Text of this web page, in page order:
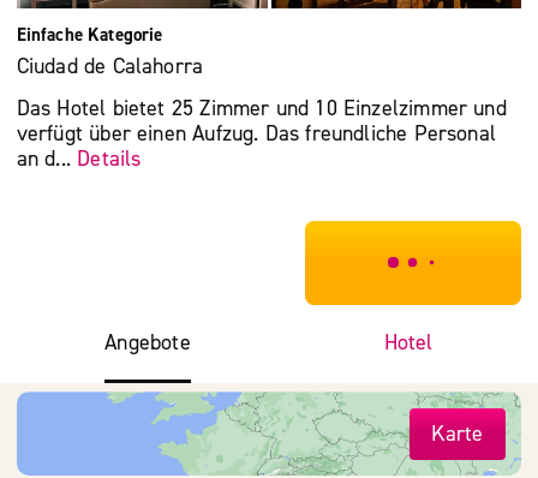
Einfache Kategorie
Ciudad de Calahorra
Das Hotel bietet 25 Zimmer und 10 Einzelzimmer und
verfügt über einen Aufzug. Das freundliche Personal
an d... Details
***************
Angebote Hotel
Karte